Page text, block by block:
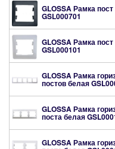
GLOSSA Рамка
GSL000701
GLOSSA Рамка
GSL000101
GLOSSA Рамка
постов белая
GLOSSA Рамка
поста белая
GLOSSA Рамка